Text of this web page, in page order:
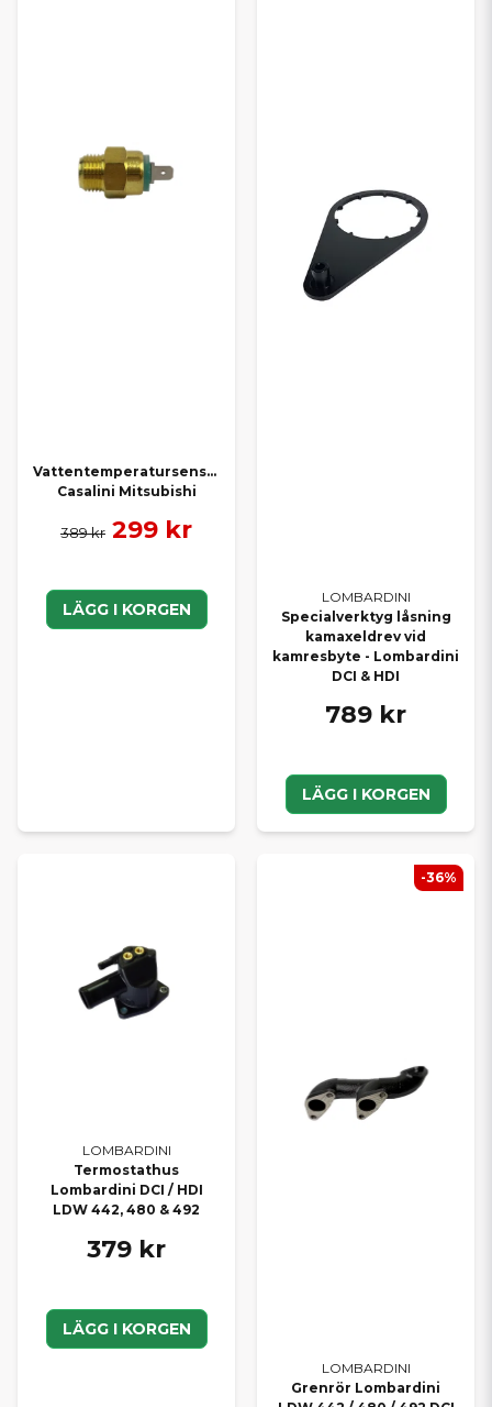
Vattentemperatursensor
Casalini Mitsubishi
389 kr 299 kr
LÄGG I KORGEN
LOMBARDINI
Specialverktyg låsning
kamaxeldrev vid
kamresbyte - Lombardini
DCI & HDI
789 kr
LÄGG I KORGEN
LOMBARDINI
Termostathus
Lombardini DCI / HDI
LDW 442, 480 & 492
379 kr
LÄGG I KORGEN
LOMBARDINI
Grenrör Lombardini
-36%